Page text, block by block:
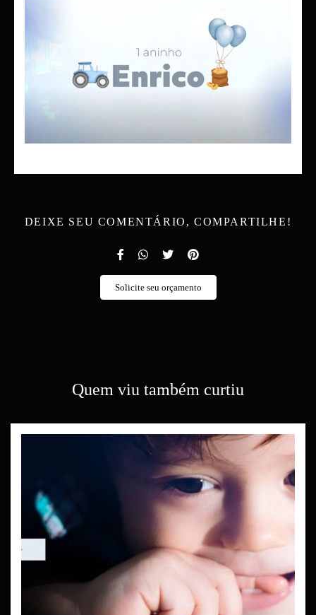
DEIXE SEU COMENTÁRIO, COMPARTILHE!
Solicite seu orçamento
Quem viu também curtiu